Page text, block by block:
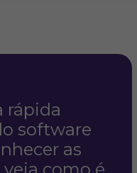
rápida
software
as
como é